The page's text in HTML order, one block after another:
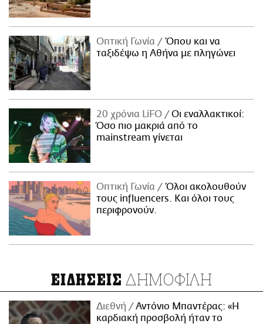
Οπτική Γωνία
Όπου και να
ταξιδέψω η Αθήνα με πληγώνει
20 χρόνια LiFO
Οι εναλλακτικοί:
Όσο πιο μακριά από το
mainstream γίνεται
Οπτική Γωνία
Όλοι ακολουθούν
τους influencers. Και όλοι τους
περιφρονούν.
ΕΙΔΗΣΕΙΣ ΔΗΜΟΦΙΛΗ
Διεθνή
Αντόνιο Μπαντέρας: «Η
καρδιακή προσβολή ήταν το